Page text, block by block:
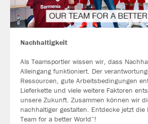
Nachhaltigkeit
Als Teamsportler wissen wir, dass
Alleingang funktioniert. Der
Ressourcen, gute Arbeitsbedingungen
Lieferkette und viele weitere Faktoren
unsere Zukunft. Zusammen können wir
nachhaltiger gestalten. Entdecke jetzt die
Team for a better World“!